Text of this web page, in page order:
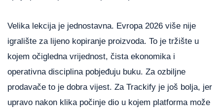
Velika lekcija je jednostavna. Evropa 2026 više nije
igralište za lijeno kopiranje proizvoda. To je tržište u
kojem očigledna vrijednost, čista ekonomika i
operativna disciplina pobjeđuju buku. Za ozbiljne
prodavače to je dobra vijest. Za Trackify je još bolja, jer
upravo nakon klika počinje dio u kojem platforma može